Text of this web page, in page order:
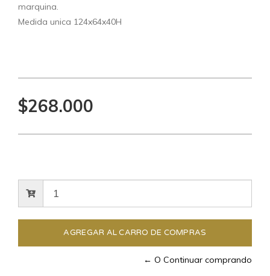
marquina.
Medida unica 124x64x40H
$268.000
← O Continuar comprando